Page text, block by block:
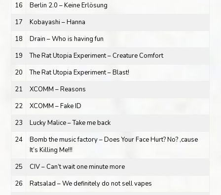
16
Berlin 2.0 – Keine Erlösung
17
Kobayashi – Hanna
18
Drain – Who is having fun
19
The Rat Utopia Experiment – Creature Comfort
20
The Rat Utopia Experiment – Blast!
21
XCOMM – Reasons
22
XCOMM – Fake ID
23
Lucky Malice – Take me back
24
Bomb the music factory – Does Your Face Hurt? No? ‚cause
It’s Killing Me!!!
25
CIV – Can’t wait one minute more
26
Ratsalad – We definitely do not sell vapes